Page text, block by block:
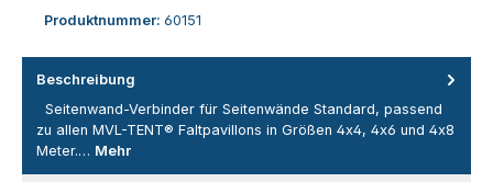
Produktnummer: 60151
Beschreibung
Seitenwand-Verbinder für Seitenwände Standard, passend
zu allen MVL-TENT® Faltpavillons in Größen 4x4, 4x6 und 4x8
Meter.… Mehr